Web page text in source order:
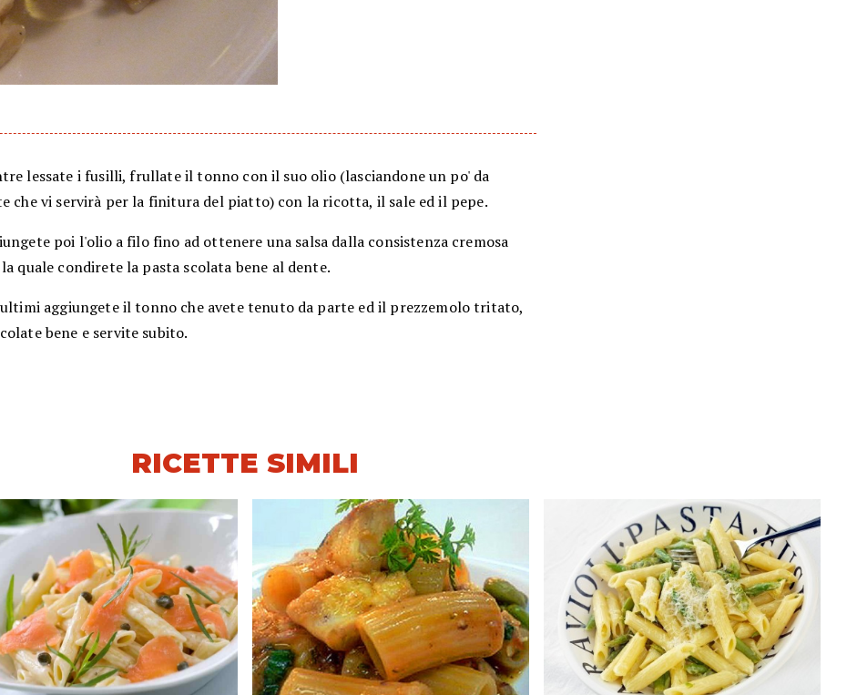
lessate i fusilli, frullate il tonno con il suo olio (lasciandone un po' da
che vi servirà per la finitura del piatto) con la ricotta, il sale ed il pepe.
poi l'olio a filo fino ad ottenere una salsa dalla consistenza cremosa
quale condirete la pasta scolata bene al dente.
aggiungete il tonno che avete tenuto da parte ed il prezzemolo tritato,
bene e servite subito.
RICETTE SIMILI